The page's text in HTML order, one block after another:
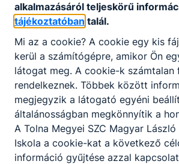
Partnereink
alkalmazásáról teljeskörű
tájékoztatóban talál.
Mi az a cookie? A cookie egy kis
kerül a számítógépre, amikor Ön
látogat meg. A cookie-k számtalan
rendelkeznek. Többek között
megjegyzik a látogató egyéni
általánosságban megkönnyítik a
A Tolna Megyei SZC Magyar
Iskola a cookie-kat a következő
információ gyűjtése azzal